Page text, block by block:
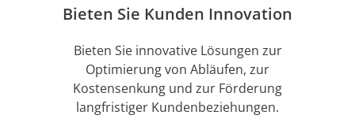
Bieten Sie Kunden Innovation
Bieten Sie innovative Lösungen zur
Optimierung von Abläufen, zur
Kostensenkung und zur Förderung
langfristiger Kundenbeziehungen.